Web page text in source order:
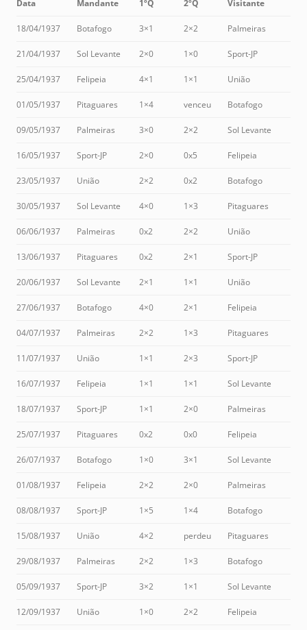
Data Mandante 1ºQ 2ºQ Visitante
18/04/1937 Botafogo 3×1 2×2 Palmeiras
21/04/1937 Sol Levante 2×0 1×0 Sport-JP
25/04/1937 Felipeia 4×1 1×1 União
01/05/1937 Pitaguares 1×4 venceu Botafogo
09/05/1937 Palmeiras 3×0 2×2 Sol Levante
16/05/1937 Sport-JP 2×0 0x5 Felipeia
23/05/1937 União 2×2 0x2 Botafogo
30/05/1937 Sol Levante 4×0 1×3 Pitaguares
06/06/1937 Palmeiras 0x2 2×2 União
13/06/1937 Pitaguares 0x2 2×1 Sport-JP
20/06/1937 Sol Levante 2×1 1×1 União
27/06/1937 Botafogo 4×0 2×1 Felipeia
04/07/1937 Palmeiras 2×2 1×3 Pitaguares
11/07/1937 União 1×1 2×3 Sport-JP
16/07/1937 Felipeia 1×1 1×1 Sol Levante
18/07/1937 Sport-JP 1×1 2×0 Palmeiras
25/07/1937 Pitaguares 0x2 0x0 Felipeia
26/07/1937 Botafogo 1×0 3×1 Sol Levante
01/08/1937 Felipeia 2×2 2×0 Palmeiras
08/08/1937 Sport-JP 1×5 1×4 Botafogo
15/08/1937 União 4×2 perdeu Pitaguares
29/08/1937 Palmeiras 2×2 1×3 Botafogo
05/09/1937 Sport-JP 3×2 1×1 Sol Levante
12/09/1937 União 1×0 2×2 Felipeia